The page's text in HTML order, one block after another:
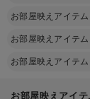
お部屋映えアイテム
お部屋映えアイテム
お部屋映えアイテム
お部屋映えアイ